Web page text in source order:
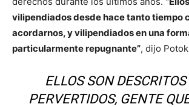
vilipendiados desde hace tanto tiempo
acordarnos, y vilipendiados en una
particularmente repugnante”, dijo
ELLOS SON
PERVERTIDOS, GENTE